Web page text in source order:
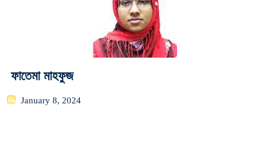
ফাতেমা মাহফুজ
Posted
January 8, 2024